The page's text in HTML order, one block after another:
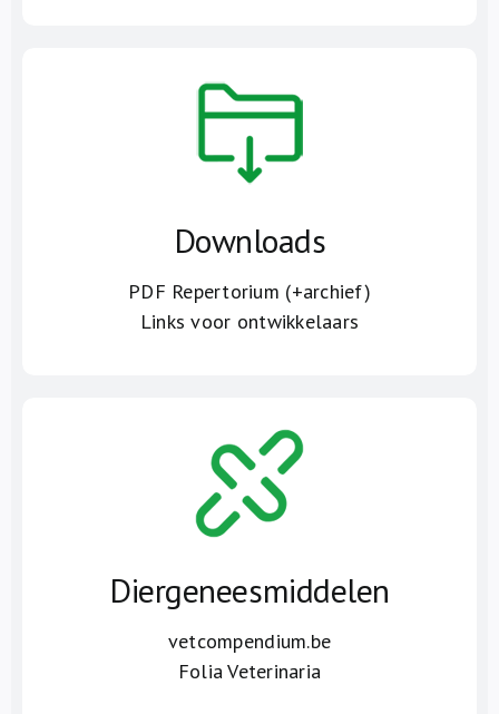
Downloads
PDF Repertorium (+archief)
Links voor ontwikkelaars
Diergeneesmiddelen
vetcompendium.be
Folia Veterinaria